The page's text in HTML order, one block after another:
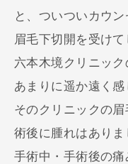
と、ついついカウ
眉毛下切開を受けて
六本木境クリニッ
あまりに遥か遠く感
そのクリニックの眉
術後に腫れはありま
手術中・手術後の痛